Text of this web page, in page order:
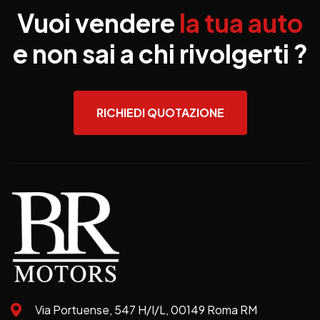
Vuoi vendere la tua auto
e non sai a chi rivolgerti ?
RICHIEDI QUOTAZIONE
Via Portuense, 547 H/I/L, 00149 Roma RM